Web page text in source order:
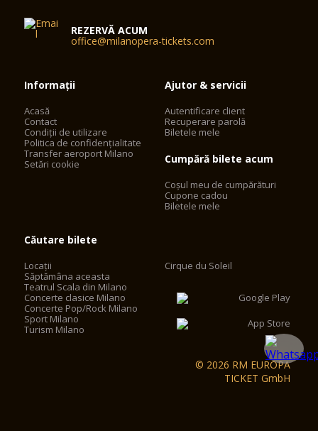
REZERVĂ ACUM
office@milanopera-tickets.com
Informații
Acasă
Contact
Condiții de utilizare
Politica de confidențialitate
Transfer aeroport Milano
Setări cookie
Ajutor & servicii
Autentificare client
Recuperare parolă
Biletele mele
Cumpără bilete acum
Coșul meu de cumpărături
Cupone cadou
Biletele mele
Căutare bilete
Locații
Săptămâna aceasta
Teatrul Scala din Milano
Concerte clasice Milano
Concerte Pop/Rock Milano
Sport Milano
Turism Milano
Cirque du Soleil
© 2026 RM EUROPA
TICKET GmbH